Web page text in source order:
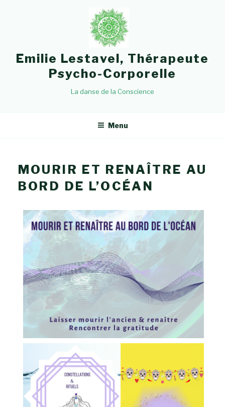
Emilie Lestavel, Thérapeute
Psycho-Corporelle
La danse de la Conscience
Menu
MOURIR ET RENAÎTRE AU
BORD DE L’OCÉAN